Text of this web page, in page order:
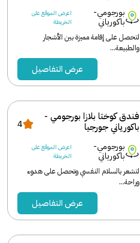
بورجومي-
باكورياني
اعرض الموقع على
الخريطة
لتحصل على إقامة مميزة بين الأشجار
والطبيعة...
عرض التفاصيل
فندق كوختا بلازا بورجومي -
باكورياني جورجيا
4
بورجومي-
باكورياني
اعرض الموقع على
الخريطة
لتشعر بالسلام النفسي وتحصل على هدوء
وراحة...
عرض التفاصيل